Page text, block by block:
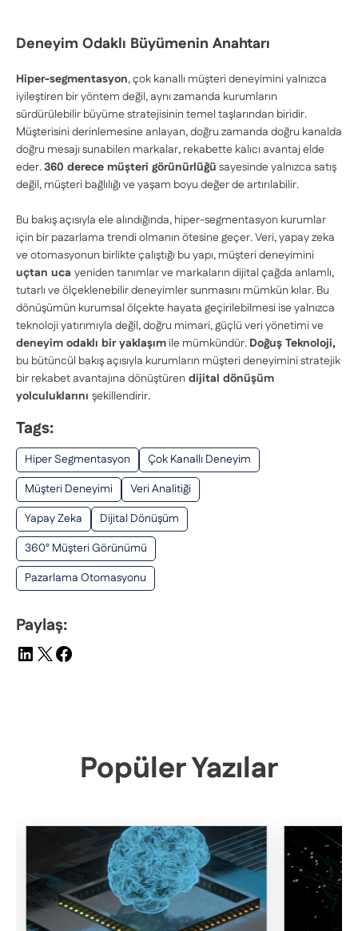
Deneyim Odaklı Büyümenin Anahtarı
Hiper-segmentasyon, çok kanallı müşteri deneyimini yalnızca
iyileştiren bir yöntem değil, aynı zamanda kurumların
sürdürülebilir büyüme stratejisinin temel taşlarından biridir.
Müşterisini derinlemesine anlayan, doğru zamanda doğru kanalda
doğru mesajı sunabilen markalar, rekabette kalıcı avantaj elde
eder.360 derece müşteri görünürlüğü sayesinde yalnızca satış
değil, müşteri bağlılığı ve yaşam boyu değer de artırılabilir.
Bu bakış açısıyla ele alındığında, hiper-segmentasyon kurumlar
için bir pazarlama trendi olmanın ötesine geçer. Veri, yapay zeka
ve otomasyonun birlikte çalıştığı bu yapı, müşteri deneyimini
uçtan uca yeniden tanımlar ve markaların dijital çağda anlamlı,
tutarlı ve ölçeklenebilir deneyimler sunmasını mümkün kılar. Bu
dönüşümün kurumsal ölçekte hayata geçirilebilmesi ise yalnızca
teknoloji yatırımıyla değil, doğru mimari, güçlü veri yönetimi ve
deneyim odaklı bir yaklaşım ile mümkündür. Doğuş Teknoloji,
bu bütüncül bakış açısıyla kurumların müşteri deneyimini stratejik
bir rekabet avantajına dönüştüren dijital dönüşüm
yolculuklarını şekillendirir.
Tags:
Hiper Segmentasyon
Çok Kanallı Deneyim
Müşteri Deneyimi
Veri Analitiği
Yapay Zeka
Dijital Dönüşüm
360° Müşteri Görünümü
Pazarlama Otomasyonu
Paylaş:
Popüler Yazılar